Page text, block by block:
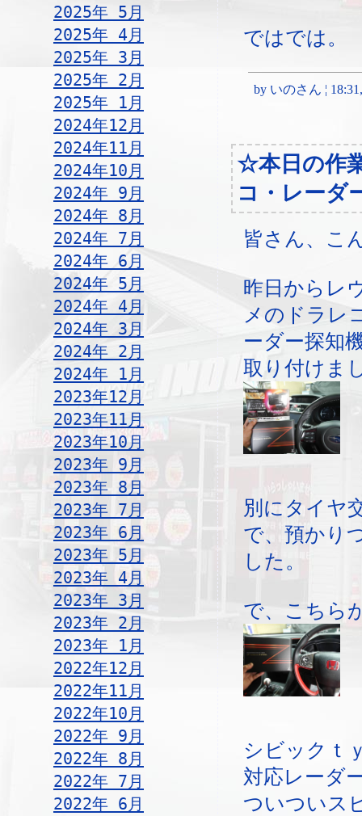
2025年 5月
2025年 4月
2025年 3月
2025年 2月
2025年 1月
2024年12月
2024年11月
2024年10月
2024年 9月
2024年 8月
2024年 7月
2024年 6月
2024年 5月
2024年 4月
2024年 3月
2024年 2月
2024年 1月
2023年12月
2023年11月
2023年10月
2023年 9月
2023年 8月
2023年 7月
2023年 6月
2023年 5月
2023年 4月
2023年 3月
2023年 2月
2023年 1月
2022年12月
2022年11月
2022年10月
2022年 9月
2022年 8月
2022年 7月
2022年 6月
ではでは。
by いのさん ¦
☆本日の作
コ・レーダ
皆さん、こ
昨日からレ
メのドラレ
ーダー探知
取り付けま
別にタイヤ
で、預かり
した。
で、こちら
シビックｔ
対応レーダ
ついついス